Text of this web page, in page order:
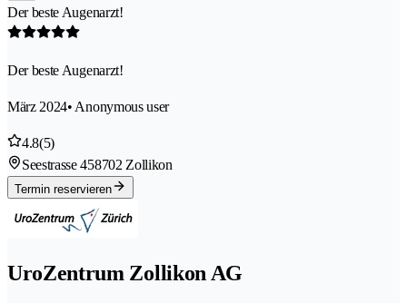
Der beste Augenarzt!
Der beste Augenarzt!
März 2024• Anonymous user
4.8(5)
Seestrasse 458702 Zollikon
Termin reservieren
UroZentrum Zollikon AG